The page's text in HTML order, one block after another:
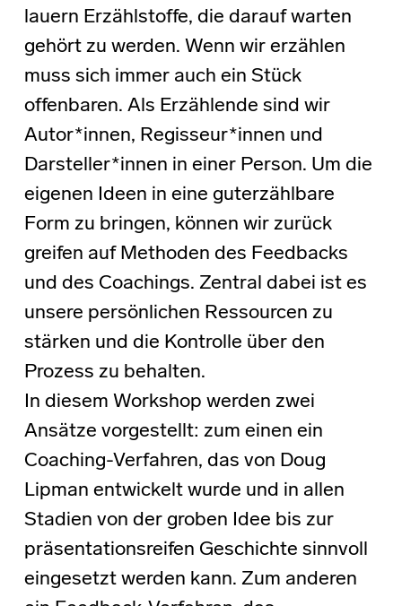
lauern Erzählstoffe, die darauf warten
gehört zu werden. Wenn wir erzählen
muss sich immer auch ein Stück
offenbaren. Als Erzählende sind wir
Autor*innen, Regisseur*innen und
Darsteller*innen in einer Person. Um die
eigenen Ideen in eine guterzählbare
Form zu bringen, können wir zurück
greifen auf Methoden des Feedbacks
und des Coachings. Zentral dabei ist es
unsere persönlichen Ressourcen zu
stärken und die Kontrolle über den
Prozess zu behalten.
In diesem Workshop werden zwei
Ansätze vorgestellt: zum einen ein
Coaching-Verfahren, das von Doug
Lipman entwickelt wurde und in allen
Stadien von der groben Idee bis zur
präsentationsreifen Geschichte sinnvoll
eingesetzt werden kann. Zum anderen